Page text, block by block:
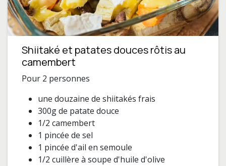
Shiitaké et patates douces rôtis au
camembert
Pour 2 personnes
une douzaine de shiitakés frais
300g de patate douce
1/2 camembert
1 pincée de sel
1 pincée d'ail en semoule
1/2 cuillère à soupe d'huile d'olive